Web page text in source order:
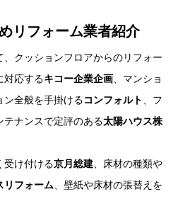
リフォーム業者紹介
クッションフロアからのリフォー
対応するキコー企業企画 、マンショ
ン全般を手掛けるコンフォルト
、フ
テナンスで定評のある太陽ハウス株
受け付ける京月総建 、床材の種類や
リフォーム 、壁紙や床材の張替えを